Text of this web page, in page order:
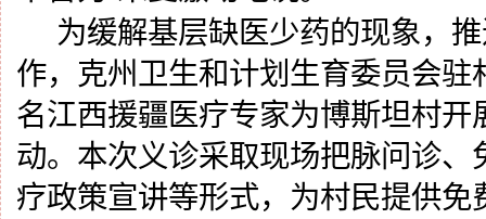
为缓解基层缺医少药的现象，
作，克州卫生和计划生育委员会驻
名江西援疆医疗专家为博斯坦村开
动。本次义诊采取现场把脉问诊、
疗政策宣讲等形式，为村民提供免